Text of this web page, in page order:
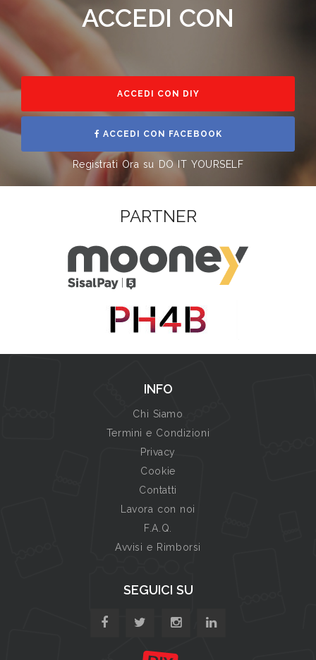
ACCEDI CON
ACCEDI CON DIY
ACCEDI CON FACEBOOK
Registrati Ora su DO IT YOURSELF
PARTNER
INFO
Chi Siamo
Termini e Condizioni
Privacy
Cookie
Contatti
Lavora con noi
F.A.Q.
Avvisi e Rimborsi
SEGUICI SU